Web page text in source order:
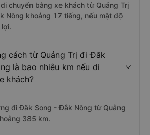
chuyển bằng xe khách từ Quảng Trị
Nông khoảng 17 tiếng, nếu mật độ
cách từ Quảng Trị đi Đăk
là bao nhiêu km nếu di
khách?
đi Đăk Song - Đắk Nông từ Quảng
385 km.